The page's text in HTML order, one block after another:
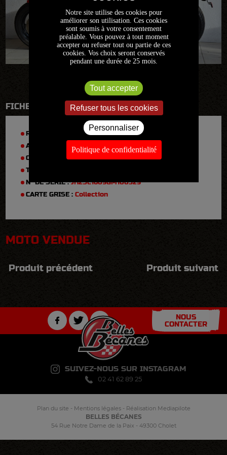
FICHE TECHNIQUE
RÉFÉRENCE :
2024CDVE224
ANNÉE :
CYLINDRÉE :
TYPE :
N° DE SÉRIE :JH2SC1609GM100329
CARTE GRISE :Collection
MOTO VENDUE
Produit précédent Produit suivant
NOUS
CONTACTER
SUIVEZ-NOUS SUR INSTAGRAM
02 41 62 89 25
Plan du site - Mentions légales- Réalisation Mediapilote
BELLES BÉCANES
54 Rue Notre Dame de la Paix - 49300 Cholet
Notre site utilise des cookies pour
améliorer son utilisation. Ces cookies
sont soumis à votre consentement
préalable. Vous pouvez à tout moment
accepter ou refuser tout ou partie de ces
cookies. Vos choix seront conservés
pendant une durée de 25 mois.
Tout accepter
Refuser tous les cookies
Personnaliser
Politique de confidentialité